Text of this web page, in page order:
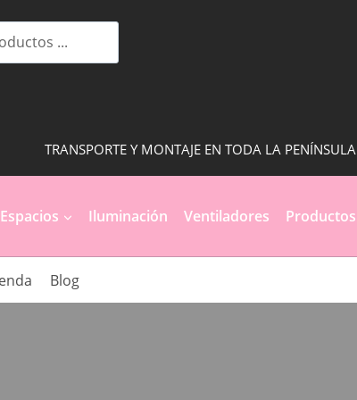
TRANSPORTE Y MONTAJE EN TODA LA PENÍNSULA
Espacios Iluminación Ventiladores Productos
Blog